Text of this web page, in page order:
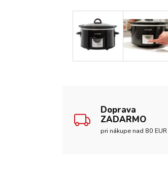
Doprava
ZADARMO
pri nákupe nad 80 EUR